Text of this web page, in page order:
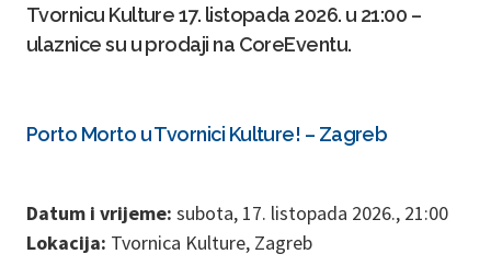
Tvornicu Kulture 17. listopada 2026. u 21:00 –
ulaznice su u prodaji na CoreEventu.
Porto Morto u Tvornici Kulture! – Zagreb
Datum i vrijeme: subota, 17. listopada 2026., 21:00
Lokacija: Tvornica Kulture, Zagreb